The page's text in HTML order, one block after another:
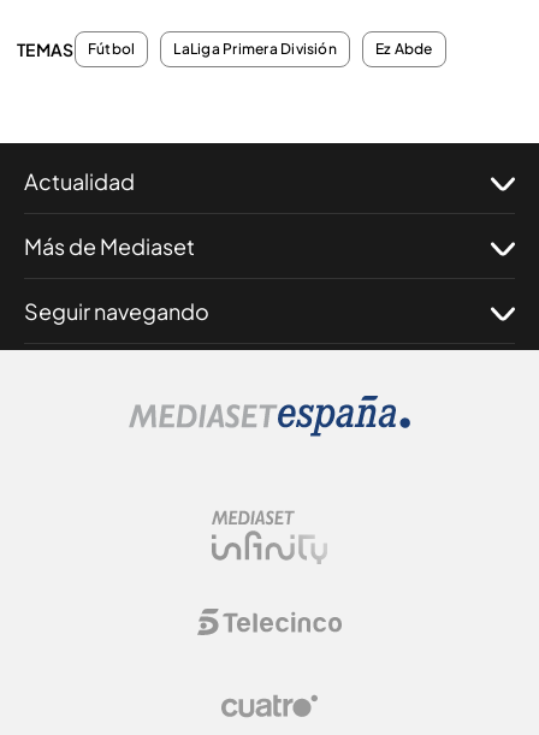
TEMAS Fútbol LaLiga Primera División Ez Abde
Actualidad
Más de Mediaset
Seguir navegando